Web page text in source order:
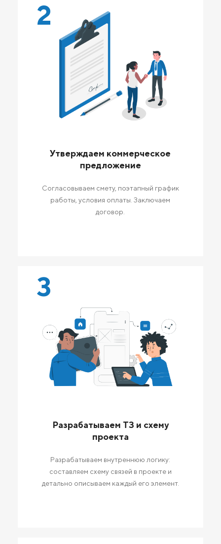
2
Утверждаем коммерческое
предложение
Согласовываем смету, поэтапный график
работы, условия оплаты. Заключаем
договор.
3
Разрабатываем ТЗ и схему
проекта
Разрабатываем внутреннюю логику:
составляем схему связей в проекте и
детально описываем каждый его элемент.